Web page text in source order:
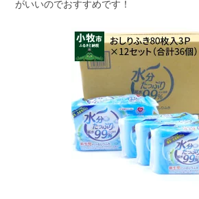
がいいのでおすすめです！